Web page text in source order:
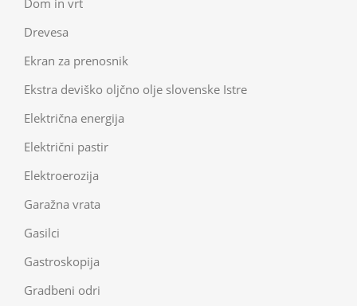
Drevesa
Ekran za prenosnik
Ekstra deviško oljčno olje slovenske Istre
Električna energija
Električni pastir
Elektroerozija
Garažna vrata
Gasilci
Gastroskopija
Gradbeni odri